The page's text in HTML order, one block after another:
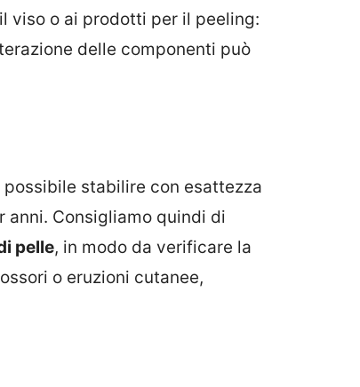
viso o ai prodotti per il peeling:
delle componenti può
possibile stabilire con esattezza
Consigliamo quindi di
pelle, in modo da verificare la
o eruzioni cutanee,